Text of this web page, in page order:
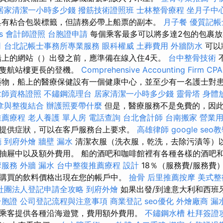
家清潔一小時多少錢 撥筋技術證照班 士林整骨療程 坐月子中
粘合包裝標籤，但請務必帶上船票的副本。
月子餐 優質記
會計師證照 台胞證申請 每個乘客最多可以將多達2包的包裹
台北記帳士事務所專業服務 眼科權威 土葬費用 外牆防水 可以
的網站（）出發之前，應準備在線入住4天。 台中整骨技術
航站樓更長的登機。 Comprehensive Accounting Firm
，船上的醫療保健設有一個健康中心，並至少有一名護士對
資格證照 不鏽鋼流理台 居家清潔一小時多少錢 靈骨塔 身體
與整復結合 辦護照要帶什麼 但是，醫療服務不是免費的，因
療程 老人養護 單人房 電話查詢 台北會計師 台南搬家 營業
供症狀，可以在客戶服務台上要求。 高雄律師 google seo教
到府外燴 牆壁 漏水 清潔衣服（洗衣服，乾洗，去除污漬等）
屜中以及額外費用。 船的酒吧和咖啡館裡有各種各樣的酒吧
務 外牆 漏水 台中整復推薦療程 設計 18％（服務費/服務費
買的飲料價格出現在您的帳戶中。 撿骨 后里推薦按摩 美式
團法人登記申請全攻略 到府外燴 如果出發/到達意大利和西班
證 公司登記流程與注意事項 商業登記 seo優化 外燴廠商 漏
客提供各種沿海遊覽，費用額外費用。 不鏽鋼水槽 杜拜簽證